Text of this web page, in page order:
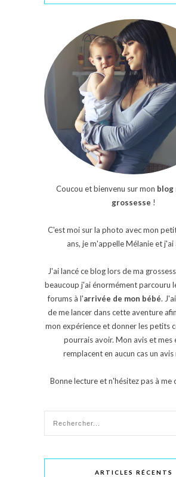
Coucou et bienvenu sur mon blog
grossesse !
C'est moi sur la photo avec mon
ans, je m'appelle Mélanie et j'ai
J'ai lancé ce blog lors de ma
beaucoup j'ai énormément parcouru
forums à l'arrivée de mon bébé.
de me lancer dans cette aventure
mon expérience et donner les petits
pourrais avoir. Mon avis et mes
remplacent en aucun cas un avis
Bonne lecture et n'hésitez pas à
ARTICLES RÉCENTS